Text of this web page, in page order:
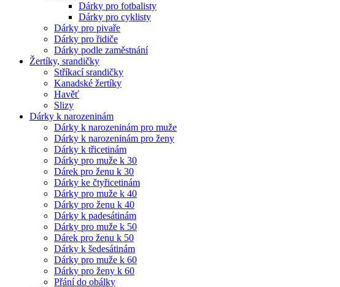
Dárky pro fotbalisty
Dárky pro cyklisty
Dárky pro pivaře
Dárky pro řidiče
Dárky podle zaměstnání
Žertíky, srandičky
Stříkací srandičky
Kanadské žertíky
Havěť
Slizy
Dárky k narozeninám
Dárky k narozeninám pro muže
Dárky k narozeninám pro ženy
Dárky k třicetinám
Dárky pro muže k 30
Dárek pro ženu k 30
Dárky ke čtyřicetinám
Dárky pro muže k 40
Dárky pro ženu k 40
Dárky k padesátinám
Dárky pro muže k 50
Dárek pro ženu k 50
Dárky k šedesátinám
Dárky pro muže k 60
Dárky pro ženy k 60
Přání do obálky